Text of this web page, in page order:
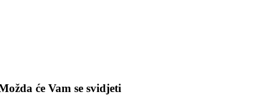
će Vam se svidjeti